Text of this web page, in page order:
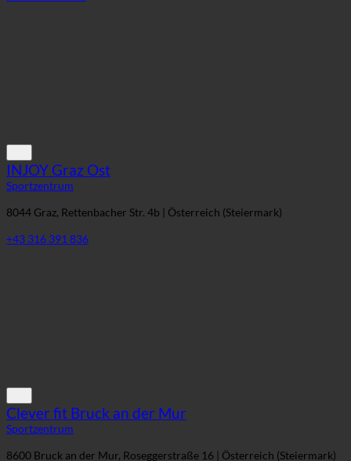
INJOY Graz Ost
Sportzentrum
8044 Graz, Rettenbacher Str. 4b | Österreich (Steiermark)
+43 316 391 836
Clever fit Bruck an der Mur
Sportzentrum
8600 Bruck an der Mur, Roseggerstraße 16 | Österreich (Steiermark)